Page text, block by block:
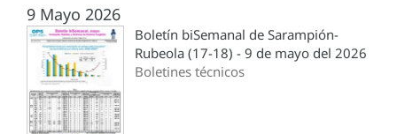
9 Mayo 2026
Boletín biSemanal de Sarampión-
Rubeola (17-18) - 9 de mayo del 2026
Boletines técnicos